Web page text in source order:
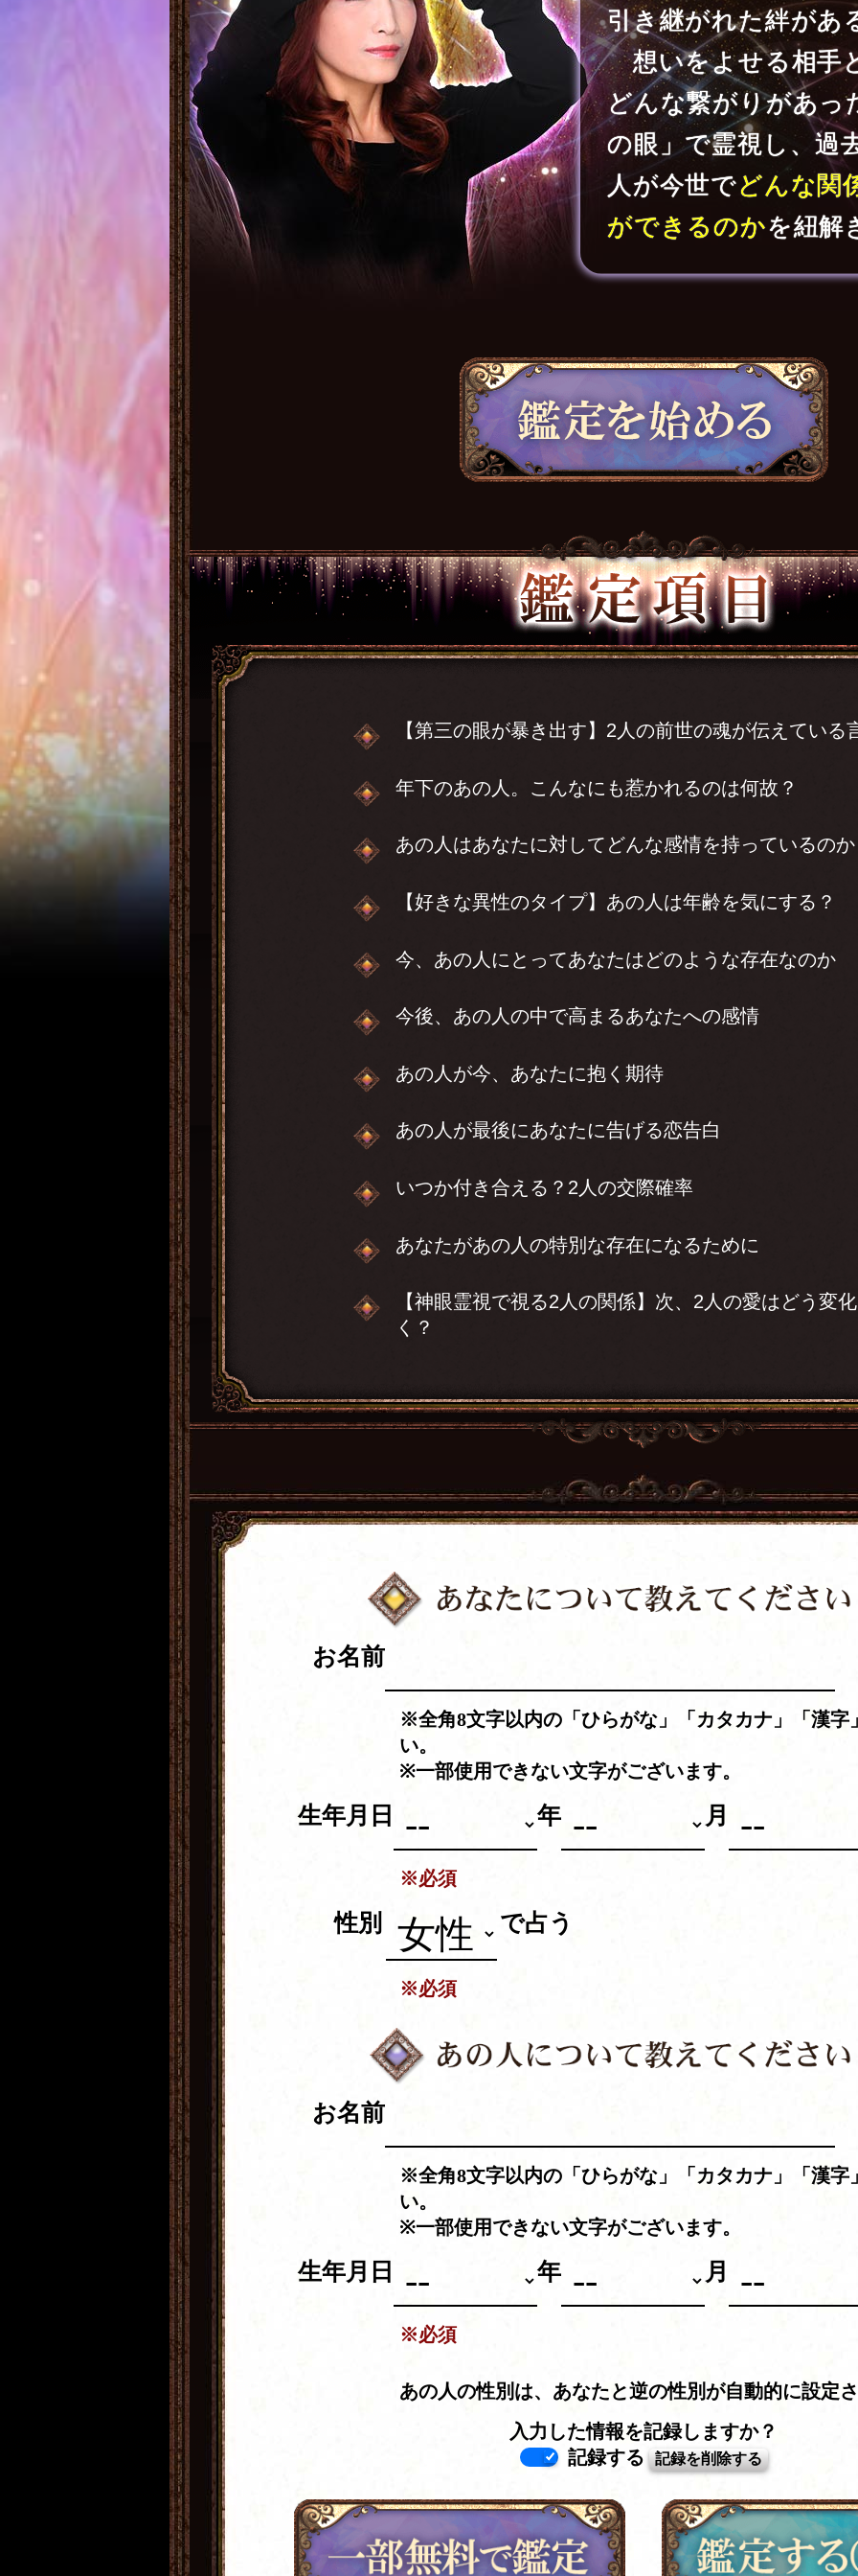
引き継がれた絆があ
想いをよせる相手
どんな繋がりがあっ
の眼」で霊視し、過
人が今世でどんな関
ができるのかを紐解
【第三の眼が暴き出す】2人の前世の魂が伝えている
年下のあの人。こんなにも惹かれるのは何故？
あの人はあなたに対してどんな感情を持っているのか
【好きな異性のタイプ】あの人は年齢を気にする？
今、あの人にとってあなたはどのような存在なのか
今後、あの人の中で高まるあなたへの感情
あの人が今、あなたに抱く期待
あの人が最後にあなたに告げる恋告白
いつか付き合える？2人の交際確率
あなたがあの人の特別な存在になるために
【神眼霊視で視る2人の関係】次、2人の愛はどう変
く？
お名前
※全角8文字以内の「ひらがな」「カタカナ」「漢字
い。
※一部使用できない文字がございます。
生年月日 年 月
※必須
性別 で占う
※必須
お名前
※全角8文字以内の「ひらがな」「カタカナ」「漢字
い。
※一部使用できない文字がございます。
生年月日 年 月
※必須
あの人の性別は、あなたと逆の性別が自動的に設定
入力した情報を記録しますか？
記録する